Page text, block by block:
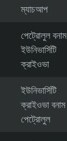
ম্যাচআপ
পেট্রোলুল বনাম
ইউনিভার্সিটি
ক্রাইওভা
ইউনিভার্সিটি
ক্রাইওভা বনাম
পেট্রোলুল